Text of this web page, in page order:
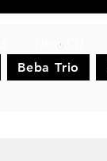
Beba Trio
New CD